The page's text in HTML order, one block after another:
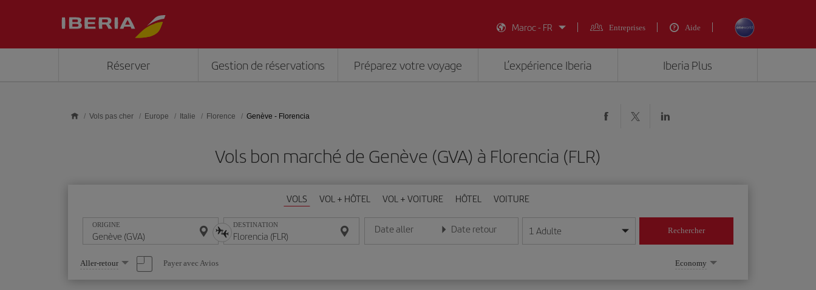
Maroc - FR
Entreprises Aide
Réserver Gestion de réservations Préparez votre voyage L’expérience Iberia Iberia Plus
Vols pas cher Europe Italie Florence Genève - Florencia
Vols bon marché de Genève (GVA) à Florencia (FLR)
VOLS VOL + HÔTEL VOL + VOITURE HÔTEL VOITURE
ORIGINE DESTINATION Date aller
Entrez la date au format jour/mois/année
Date retour
Entrez la date au format jour/mois/année
1 Adulte Rechercher
Sélectionnez
une
option
Aller-retour Payer avec Avios Economy